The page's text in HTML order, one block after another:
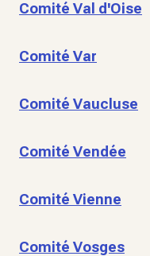
Comité Val d'Oise
Comité Var
Comité Vaucluse
Comité Vendée
Comité Vienne
Comité Vosges